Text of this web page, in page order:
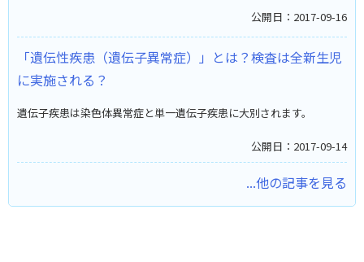
公開日：2017-09-16
「遺伝性疾患（遺伝子異常症）」とは？検査は全新生児
に実施される？
遺伝子疾患は染色体異常症と単一遺伝子疾患に大別されます。
公開日：2017-09-14
...他の記事を見る